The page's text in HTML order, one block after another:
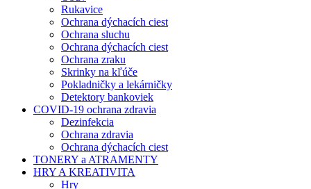
Rukavice
Ochrana dýchacích ciest
Ochrana sluchu
Ochrana dýchacích ciest
Ochrana zraku
Skrinky na kľúče
Pokladničky a lekárničky
Detektory bankoviek
COVID-19 ochrana zdravia
Dezinfekcia
Ochrana zdravia
Ochrana dýchacích ciest
TONERY a ATRAMENTY
HRY A KREATIVITA
Hry